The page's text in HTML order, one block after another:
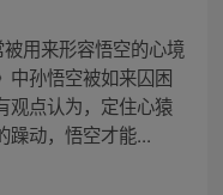
用来形容悟空的心境
中孙悟空被如来囚困
观点认为，定住心猿
躁动，悟空才能...